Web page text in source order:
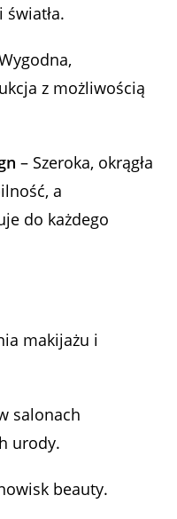
z możliwością
– Szeroka, okrągła
a
do każdego
makijażu i
salonach
urody.
beauty.